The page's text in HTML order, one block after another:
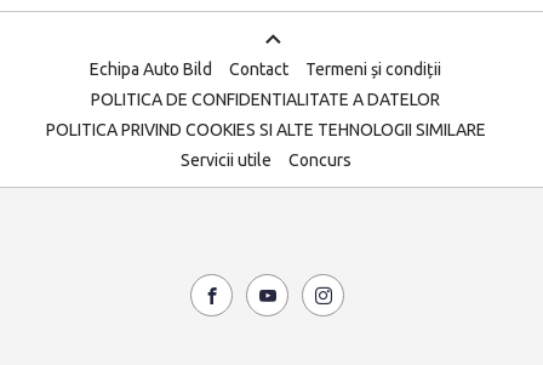
Echipa Auto Bild Contact
Termeni și condiții
POLITICA DE CONFIDENTIALITATE A DATELOR
POLITICA PRIVIND COOKIES SI ALTE TEHNOLOGII SIMILARE
Servicii utile
Concurs